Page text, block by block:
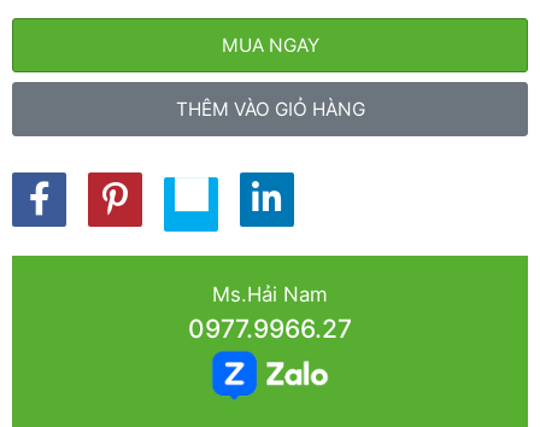
MUA NGAY
THÊM VÀO GIỎ HÀNG
Ms.Hải Nam
0977.9966.27